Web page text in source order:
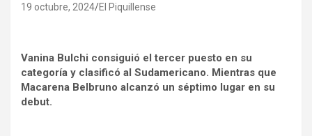
19 octubre, 2024 El Piquillense
Vanina Bulchi consiguió el tercer puesto en su
categoría y clasificó al Sudamericano. Mientras que
Macarena Belbruno alcanzó un séptimo lugar en su
debut.